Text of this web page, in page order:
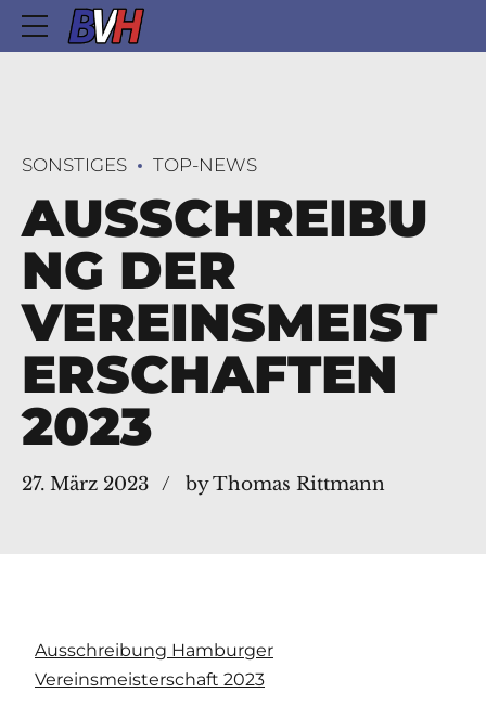
SONSTIGES TOP-NEWS
AUSSCHREIBU
NG DER
VEREINSMEIST
ERSCHAFTEN
2023
27. März 2023 by Thomas Rittmann
Ausschreibung Hamburger
Vereinsmeisterschaft 2023